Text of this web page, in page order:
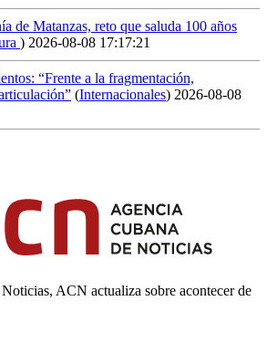
de Matanzas, reto que saluda 100 años
) 2026-08-08 17:17:21
“Frente a la fragmentación,
(Internacionales) 2026-08-08
ACN actualiza sobre acontecer de